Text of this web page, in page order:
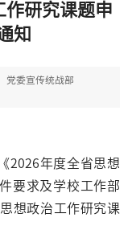
作研究课题申
知
党委宣传统战部
2026年度全省思想
要求及学校工作部
想政治工作研究课